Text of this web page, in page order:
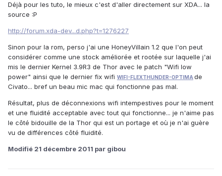
Déjà pour les tuto, le mieux c'est d'aller directement sur XDA... la
source :P
http://forum.xda-dev...d.php?t=1276227
Sinon pour la rom, perso j'ai une HoneyVillain 1.2 que l'on peut
considérer comme une stock améliorée et rootée sur laquelle j'ai
mis le dernier Kernel 3.9R3 de Thor avec le patch "Wifi low
power" ainsi que le dernier fix wifi WIFI-FLEXTHUNDER-OPTIMA de
Civato... bref un beau mic mac qui fonctionne pas mal.
Résultat, plus de déconnexions wifi intempestives pour le moment
et une fluidité acceptable avec tout qui fonctionne... je n'aime pas
le côté bidouille de la Thor qui est un portage et où je n'ai guère
vu de différences côté fluidité.
Modifié 21 décembre 2011 par gibou